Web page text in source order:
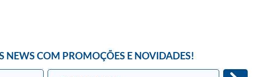
NEWS COM PROMOÇÕES E NOVIDADES!